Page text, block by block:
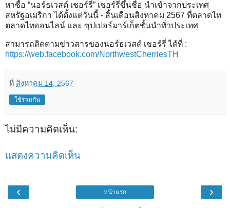
หาซื้อ “นอร์ธเวสต์ เชอร์รี่” เชอร์รี่ขึ้นชื่อ นำเข้าจากประเทศ
สหรัฐอเมริกา ได้ตั้งแต่วันนี้ - สิ้นเดือนสิงหาคม 2567 ที่ตลาดไท
ตลาดไทออนไลน์ และ ซุปเปอร์มาร์เก็ตชั้นนำทั่วประเทศ
สามารถติดตามข่าวสารของนอร์ธเวสต์ เชอร์รี่ ได้ที่ :
https://web.facebook.com/NorthwestCherriesTH
ที่ สิงหาคม 14, 2567
ใช้ร่วมกัน
ไม่มีความคิดเห็น:
แสดงความคิดเห็น
‹ ›
หน้าแรก